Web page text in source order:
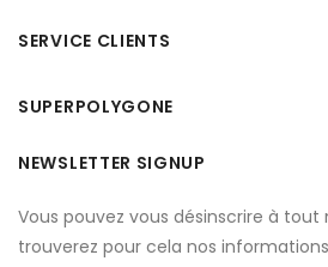
SERVICE CLIENTS
SUPERPOLYGONE
NEWSLETTER SIGNUP
Vous pouvez vous désinscrire à tout
trouverez pour cela nos